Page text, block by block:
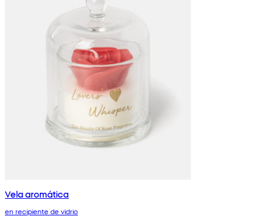
Vela aromática
en recipiente de vidrio